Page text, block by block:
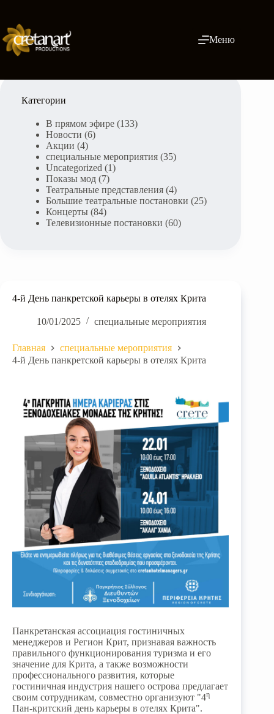
content
Меню
4-й День панкретской карьеры в отелях Крита
10/01/2025 специальные мероприятия
Главная
специальные мероприятия
4-й День панкретской карьеры в отелях Крита
Панкретанская ассоциация гостиничных
менеджеров и Регион Крит, признавая важность
правильного функционирования туризма и его
значение для Крита, а также возможности
профессионального развития, которые
гостиничная индустрия нашего острова предлагает
своим сотрудникам, совместно организуют "4η
Пан-критский день карьеры в отелях Крита".
Категории
В прямом эфире (133)
Новости (6)
Акции (4)
специальные мероприятия (35)
Uncategorized (1)
Показы мод (7)
Театральные представления (4)
Большие театральные постановки (25)
Концерты (84)
Телевизионные постановки (60)